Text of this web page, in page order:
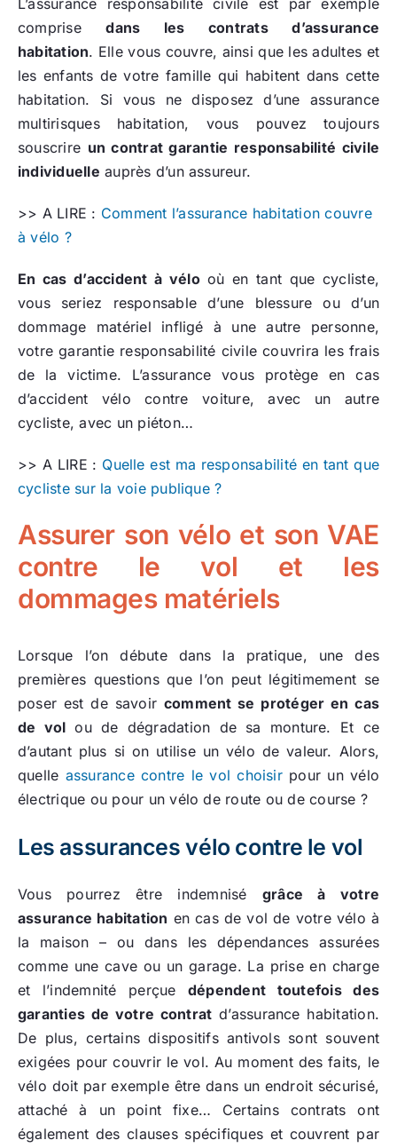
L’assurance responsabilité civile est par exemple
comprisedans les contrats d’assurance
habitation. Elle vous couvre, ainsi que les adultes et
les enfants de votre famille qui habitent dans cette
habitation. Si vous ne disposez d’une assurance
multirisques habitation, vous pouvez toujours
souscrire un contrat garantie responsabilité civile
individuelle auprès d’un assureur.
>> A LIRE : Comment l’assurance habitation couvre
à vélo ?
En cas d’accident à vélooù en tant que cycliste,
vous seriez responsable d’une blessure ou d’un
dommage matériel infligé à une autre personne,
votre garantie responsabilité civile couvrira les frais
de la victime. L’assurance vous protège en cas
d’accident vélo contre voiture, avec un autre
cycliste, avec un piéton…
>> A LIRE : Quelle est ma responsabilité en tant que
cycliste sur la voie publique ?
Assurer son vélo et son VAE
contre le vol et les
dommages matériels
Lorsque l’on débute dans la pratique, une des
premières questions que l’on peut légitimement se
poser est de savoir comment se protéger en cas
de vol ou de dégradation de sa monture. Et ce
d’autant plus si on utilise un vélo de valeur. Alors,
quelle assurance contre le vol choisirpour un vélo
électrique ou pour un vélo de route ou de course ?
Les assurances vélo contre le vol
Vous pourrez être indemnisé grâce à votre
assurance habitation en cas de vol de votre vélo à
la maison – ou dans les dépendances assurées
comme une cave ou un garage. La prise en charge
et l’indemnité perçue dépendent toutefois des
garanties de votre contrat d’assurance habitation.
De plus, certains dispositifs antivols sont souvent
exigées pour couvrir le vol. Au moment des faits, le
vélo doit par exemple être dans un endroit sécurisé,
attaché à un point fixe… Certains contrats ont
également des clauses spécifiques et couvrent par